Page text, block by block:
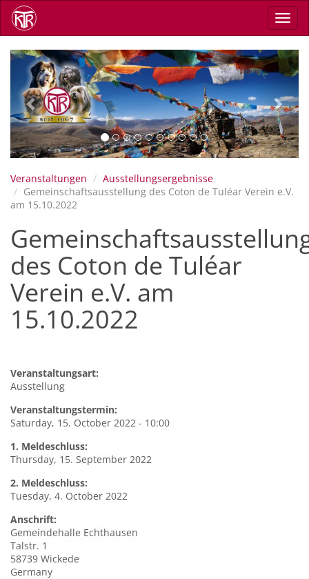
Skip
main
Previous Next
Veranstaltungen
Ausstellungsergebnisse
Gemeinschaftsausstellung des Coton de Tuléar Verein e.V.
am 15.10.2022
des Coton de Tuléar
Verein e.V. am
15.10.2022
Veranstaltungsart:
Ausstellung
Veranstaltungstermin:
Saturday, 15. October 2022 - 10:00
1. Meldeschluss:
Thursday, 15. September 2022
2. Meldeschluss:
Tuesday, 4. October 2022
Anschrift:
Gemeindehalle Echthausen
Talstr. 1
58739 Wickede
Germany